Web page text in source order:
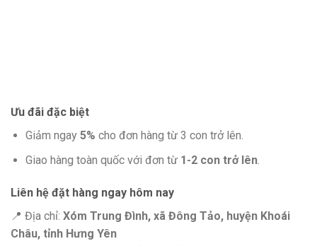
Ưu đãi đặc biệt
Giảm ngay 5% cho đơn hàng từ 3 con trở lên.
Giao hàng toàn quốc với đơn từ 1-2 con trở lên.
Liên hệ đặt hàng ngay hôm nay
📍 Địa chỉ: Xóm Trung Đình, xã Đông Tảo, huyện Khoái
Châu, tỉnh Hưng Yên